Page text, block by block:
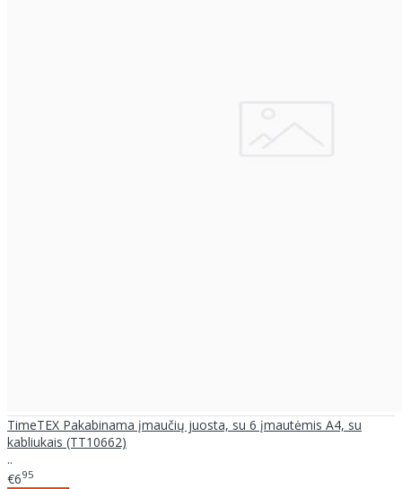
TimeTEX Pakabinama įmaučių juosta, su 6 įmautėmis A4, su
kabliukais (TT10662)
..
€695